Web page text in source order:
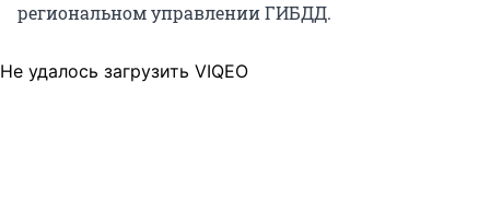
региональном управлении ГИБДД.
Не удалось загрузить VIQEO